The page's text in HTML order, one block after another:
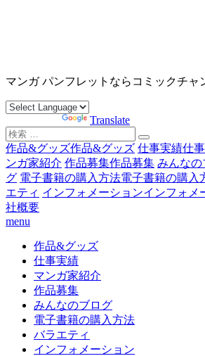
ツ
ス
ッ
プ
マンガ パンフレットならコミックチャ
Translate
検
索
対
象:
作品&グッズ作品&グッズ 仕事実績仕
ンガ家紹介 作品募集作品募集 みんなの
グ 電子書籍の購入方法電子書籍の購入
エティ インフォメーションインフォメ
社概要
menu
作品&グッズ
仕事実績
マンガ家紹介
作品募集
みんなのブログ
電子書籍の購入方法
バラエティ
インフォメーション